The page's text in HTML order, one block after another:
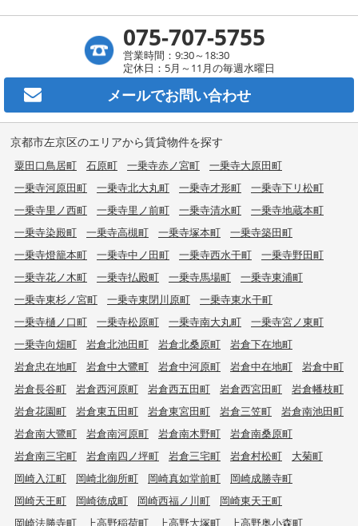
075-707-5755
営業時間：9:30～18:30
定休日：5月～11月の毎週水曜日
メールでお問い合わせ
京都市左京区のエリアから賃貸物件を探す
粟田口鳥居町 石原町 一乗寺赤ノ宮町
一乗寺大原田町
一乗寺河原田町
一乗寺北大丸町 一乗寺才形町
一乗寺下リ松町
一乗寺里ノ西町
一乗寺里ノ前町 一乗寺清水町
一乗寺地蔵本町
一乗寺染殿町
一乗寺高槻町 一乗寺塚本町
一乗寺築田町
一乗寺燈籠本町
一乗寺中ノ田町 一乗寺西水干町
一乗寺野田町
一乗寺花ノ木町
一乗寺払殿町 一乗寺馬場町
一乗寺東浦町
一乗寺東杉ノ宮町
一乗寺東閉川原町
一乗寺東水干町
一乗寺樋ノ口町
一乗寺松原町 一乗寺南大丸町
一乗寺宮ノ東町
一乗寺向畑町
岩倉北池田町 岩倉北桑原町
岩倉下在地町
岩倉忠在地町
岩倉中大鷺町 岩倉中河原町 岩倉中在地町
岩倉中町
岩倉長谷町
岩倉西河原町 岩倉西五田町 岩倉西宮田町
岩倉幡枝町
岩倉花園町
岩倉東五田町 岩倉東宮田町 岩倉三笠町
岩倉南池田町
岩倉南大鷺町
岩倉南河原町 岩倉南木野町
岩倉南桑原町
岩倉南三宅町
岩倉南四ノ坪町 岩倉三宅町 岩倉村松町
大菊町
岡崎入江町
岡崎北御所町 岡崎真如堂前町
岡崎成勝寺町
岡崎天王町
岡崎徳成町 岡崎西福ノ川町
岡崎東天王町
岡崎法勝寺町
上高野稲荷町 上高野大塚町
上高野奥小森町